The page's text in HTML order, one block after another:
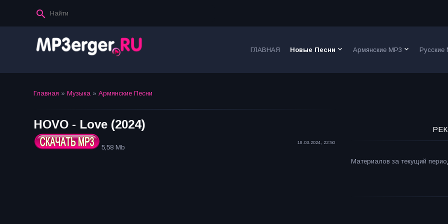
ГЛАВНАЯ Новые Песни keyboard_arrow_down Армянские MP3 keyboard_arrow_down Русские
Главная » Музыка » Армянские Песни
HOVO - Love (2024)
5,58 Mb
18.03.2024, 22:50
Материалов за текущий